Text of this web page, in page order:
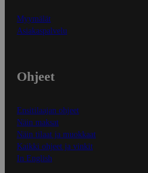
Myymälät
Asiakaspalvelu
Ohjeet
Ensitilaajan ohjeet
Näin maksat
Näin tilaat ja muokkaat
Kaikki ohjeet ja vinkit
In English